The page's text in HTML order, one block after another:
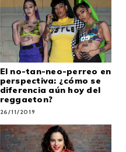
El no-tan-neo-perreo en
perspectiva: ¿cómo se
diferencia aún hoy del
reggaeton?
26/11/2019